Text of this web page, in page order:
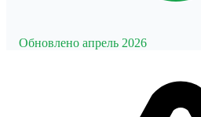
Обновлено апрель 2026